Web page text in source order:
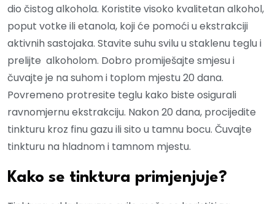
dio čistog alkohola. Koristite visoko kvalitetan alkohol,
poput votke ili etanola, koji će pomoći u ekstrakciji
aktivnih sastojaka. Stavite suhu svilu u staklenu teglu i
prelijte alkoholom. Dobro promiješajte smjesu i
čuvajte je na suhom i toplom mjestu 20 dana.
Povremeno protresite teglu kako biste osigurali
ravnomjernu ekstrakciju. Nakon 20 dana, procijedite
tinkturu kroz finu gazu ili sito u tamnu bocu. Čuvajte
tinkturu na hladnom i tamnom mjestu.
Kako se tinktura primjenjuje?